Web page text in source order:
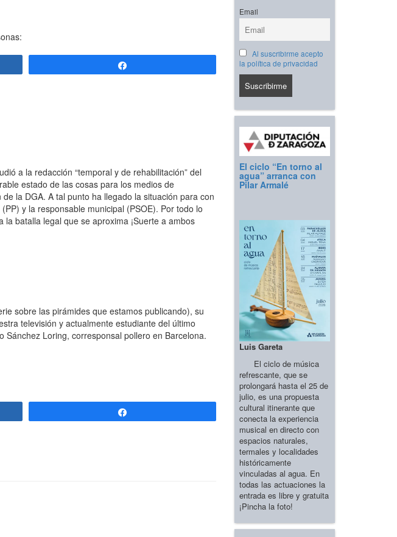
a la redacción “temporal y de rehabilitación” del
estado de las cosas para los medios de
la DGA. A tal punto ha llegado la situación para con
y la responsable municipal (PSOE). Por todo lo
batalla legal que se aproxima ¡Suerte a ambos
sobre las pirámides que estamos publicando), su
televisión y actualmente estudiante del último
Loring, corresponsal pollero en Barcelona.
Email
Al suscribirme acepto
la política de privacidad
El ciclo “En torno al
agua” arranca con
Pilar Armalé
Luis Gareta
El ciclo de música
refrescante, que se
prolongará hasta el 25 de
julio, es una propuesta
cultural itinerante que
conecta la experiencia
musical en directo con
espacios naturales,
termales y localidades
históricamente
vinculadas al agua. En
todas las actuaciones la
entrada es libre y gratuita
¡Pincha la foto!